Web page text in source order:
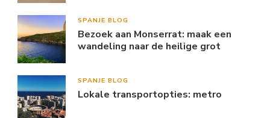
SPANJE BLOG
Bezoek aan Monserrat: maak een
wandeling naar de heilige grot
SPANJE BLOG
Lokale transportopties: metro